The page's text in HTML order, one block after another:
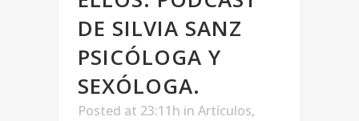
DE SILVIA SANZ
PSICÓLOGA Y
SEXÓLOGA.
Posted at 23:11h in Artículos,